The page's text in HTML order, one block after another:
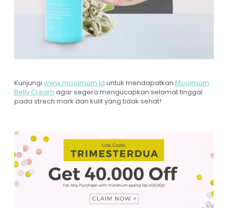
Kunjungi www.mooimom.id untuk mendapatkan Mooimom
Belly Cream agar segera mengucapkan selamat tinggal
pada strech mark dan kulit yang tidak sehat!